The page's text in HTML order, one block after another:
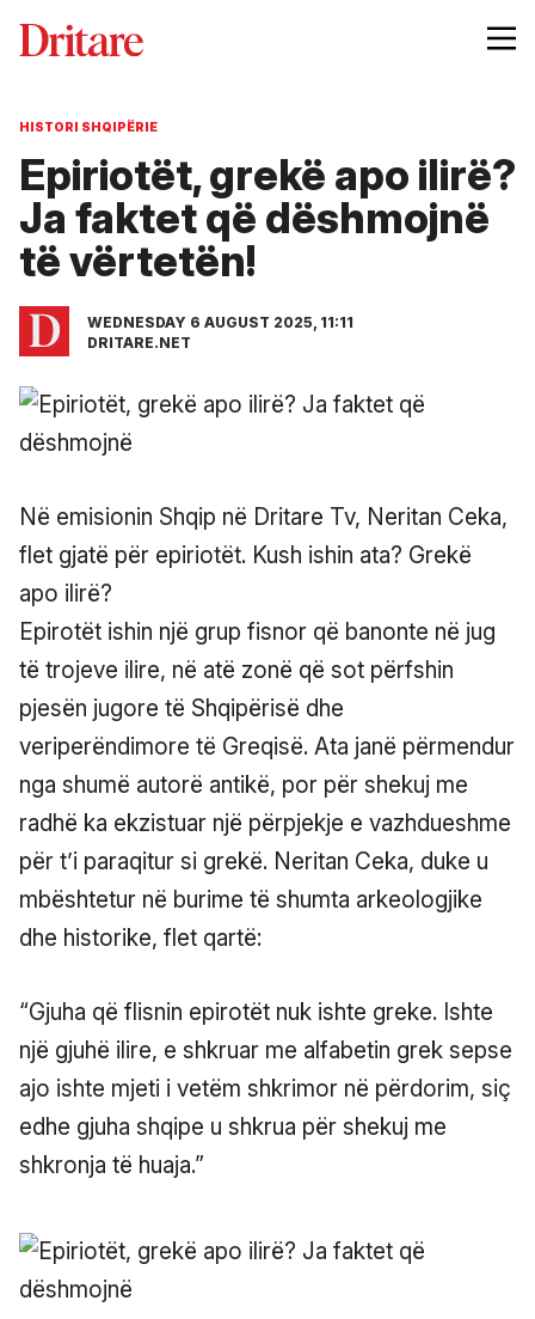
HISTORI SHQIPËRIE
Epiriotët, grekë apo ilirë?
Ja faktet që dëshmojnë
të vërtetën!
WEDNESDAY 6 AUGUST 2025, 11:11
DRITARE.NET
Në emisionin Shqip në Dritare Tv, Neritan Ceka,
flet gjatë për epiriotët. Kush ishin ata? Grekë
apo ilirë?
Epirotët ishin një grup fisnor që banonte në jug
të trojeve ilire, në atë zonë që sot përfshin
pjesën jugore të Shqipërisë dhe
veriperëndimore të Greqisë. Ata janë përmendur
nga shumë autorë antikë, por për shekuj me
radhë ka ekzistuar një përpjekje e vazhdueshme
për t’i paraqitur si grekë. Neritan Ceka, duke u
mbështetur në burime të shumta arkeologjike
dhe historike, flet qartë:
“Gjuha që flisnin epirotët nuk ishte greke. Ishte
një gjuhë ilire, e shkruar me alfabetin grek sepse
ajo ishte mjeti i vetëm shkrimor në përdorim, siç
edhe gjuha shqipe u shkrua për shekuj me
shkronja të huaja.”